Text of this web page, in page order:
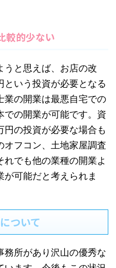
的少ない
と思えば、お店の改
という投資が必要となる
業の開業は最悪自宅での
での開業が可能です。資
の投資が必要な場合も
オフコン、土地家屋調査
でも他の業種の開業よ
が可能だと考えられま
ついて
所があり沢山の優秀な